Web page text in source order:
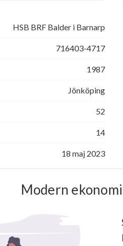
HSB BRF Balder i Barnarp
716403-4717
1987
Jönköping
52
14
18 maj 2023
Modern